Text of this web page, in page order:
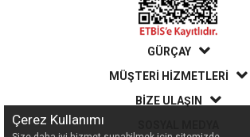
GÜRÇAY
MÜŞTERİ HİZMETLERİ
BİZE ULAŞIN
Çerez Kullanımı